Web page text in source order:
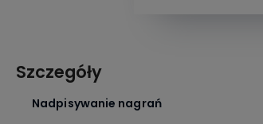
Szczegóły
Nadpisywanie nagrań